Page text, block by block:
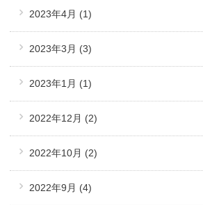
2023年4月 (1)
2023年3月 (3)
2023年1月 (1)
2022年12月 (2)
2022年10月 (2)
2022年9月 (4)